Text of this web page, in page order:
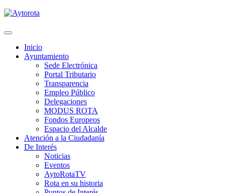
Inicio
Ayuntamiento
Sede Electrónica
Portal Tributario
Transparencia
Empleo Público
Delegaciones
MODUS ROTA
Fondos Europeos
Espacio del Alcalde
Atención a la Ciudadanía
De Interés
Noticias
Eventos
AytoRotaTV
Rota en su historia